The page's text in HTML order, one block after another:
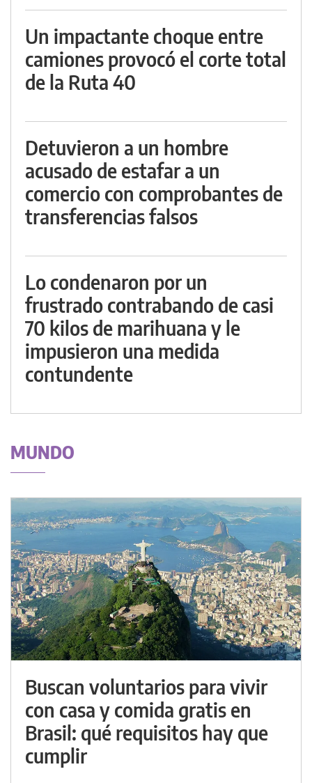
Un impactante choque entre
camiones provocó el corte total
de la Ruta 40
Detuvieron a un hombre
acusado de estafar a un
comercio con comprobantes de
transferencias falsos
Lo condenaron por un
frustrado contrabando de casi
70 kilos de marihuana y le
impusieron una medida
contundente
MUNDO
Buscan voluntarios para vivir
con casa y comida gratis en
Brasil: qué requisitos hay que
cumplir